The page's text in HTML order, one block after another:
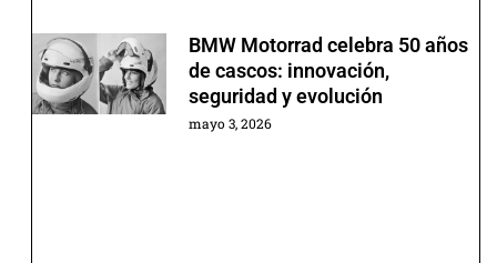
BMW Motorrad celebra 50 años
de cascos: innovación,
seguridad y evolución
mayo 3, 2026